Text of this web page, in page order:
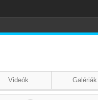
Videók Galériák